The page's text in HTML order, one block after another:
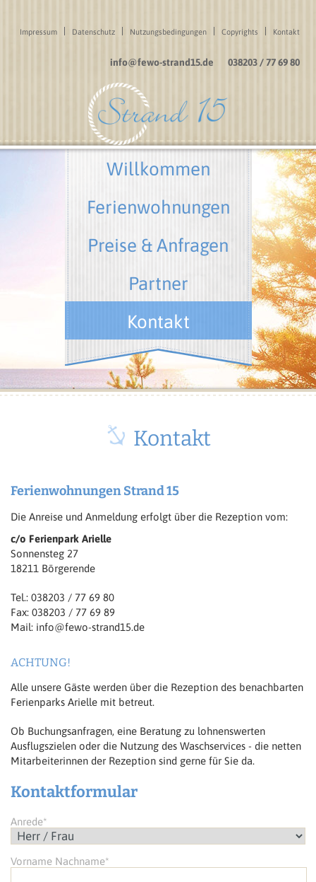
Kontakt
Copyrights
Nutzungsbedingungen
Datenschutz
Impressum
038203 / 77 69 80
info@fewo-strand15.de
Willkommen
Ferienwohnungen
Preise & Anfragen
Partner
Kontakt
Kontakt
Ferienwohnungen Strand 15
Die Anreise und Anmeldung erfolgt über die Rezeption vom:
c/o Ferienpark Arielle
Sonnensteg 27
18211 Börgerende
Tel.: 038203 / 77 69 80
Fax: 038203 / 77 69 89
Mail: info@fewo-strand15.de
ACHTUNG!
Alle unsere Gäste werden über die Rezeption des benachbarten
Ferienparks Arielle mit betreut.
Ob Buchungsanfragen, eine Beratung zu lohnenswerten
Ausflugszielen oder die Nutzung des Waschservices - die netten
Mitarbeiterinnen der Rezeption sind gerne für Sie da.
Kontaktformular
Anrede*
Vorname Nachname*